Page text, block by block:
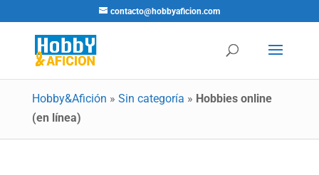
contacto@hobbyaficion.com
Hobby&Afición » Sin categoría » Hobbies online
(en línea)